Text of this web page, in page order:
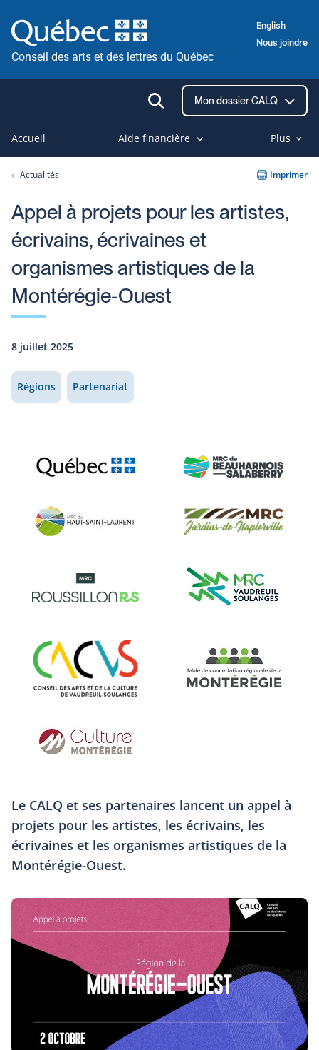
au
contenu
Conseil des arts et des lettres du Québec
English
Nous joindre
Ouvrir
la
recherche
Mon dossier CALQ
Accueil Aide financière Plus
Actualités Imprimer
Appel à projets pour les artistes,
écrivains, écrivaines et
organismes artistiques de la
Montérégie-Ouest
8 juillet 2025
Régions Partenariat
Le CALQ et ses partenaires lancent un appel à
projets pour les artistes, les écrivains, les
écrivaines et les organismes artistiques de la
Montérégie-Ouest.